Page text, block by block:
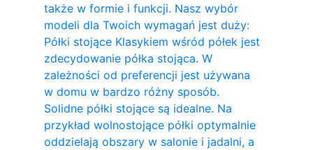
także w formie i funkcji. Nasz wybór
modeli dla Twoich wymagań jest duży:
Półki stojące Klasykiem wśród półek jest
zdecydowanie półka stojąca. W
zależności od preferencji jest używana
w domu w bardzo różny sposób.
Solidne półki stojące są idealne. Na
przykład wolnostojące półki optymalnie
oddzielają obszary w salonie i jadalni, a